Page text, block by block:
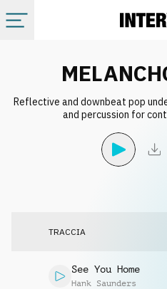
Album
Licenze
Info
Reflective and downbeat pop
and percussion for
TRACCIA
See You Home
Hank Saunders